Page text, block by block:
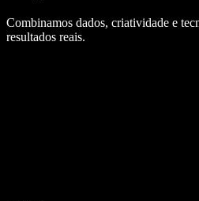
Combinamos dados, criatividade e
resultados reais.